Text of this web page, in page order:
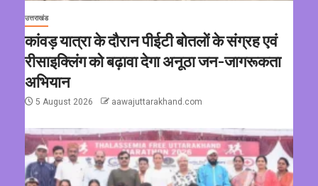
उत्तराखंड
कांवड़ यात्रा के दौरान पीईटी बोतलों के संग्रह एवं
रीसाइक्लिंग को बढ़ावा देगा अनूठा जन-जागरूकता
अभियान
5 August 2026 aawajuttarakhand.com